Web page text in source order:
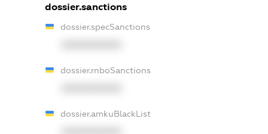
dossier.sanctions
dossier.specSanctions
dossier.rnboSanctions
dossier.amkuBlackList